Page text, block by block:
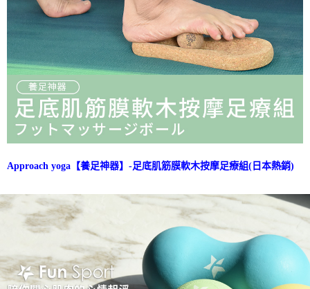
Approach yoga【養足神器】-足底肌筋膜軟木按摩足療組(日本熱銷)